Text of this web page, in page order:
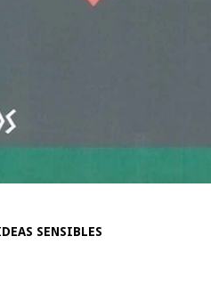
SENSIBLES